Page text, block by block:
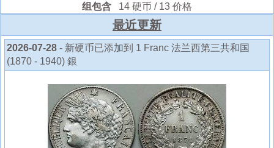
组包含 14 硬币 / 13 价格
最近更新
2026-07-28 - 新硬币已添加到 1 Franc 法兰西第三共和国
(1870 - 1940) 銀